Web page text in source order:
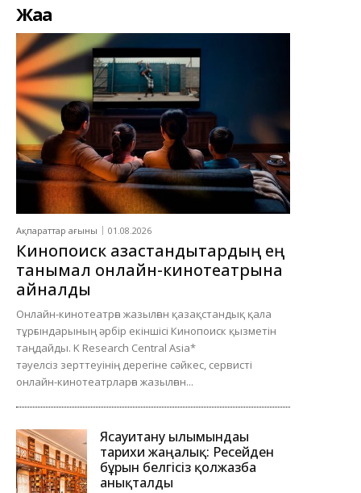
Жаңа
Ақпараттар ағыны 01.08.2026
Кинопоиск қазақстандықтардың ең
танымал онлайн-кинотеатрына
айналды
Онлайн-кинотеатрға жазылған қазақстандық қала
тұрғындарының әрбір екіншісі Кинопоиск қызметін
таңдайды. K Research Central Asia*
тәуелсіз зерттеуінің дерегіне сәйкес, сервисті
онлайн-кинотеатрларға жазылған...
Ясауитану ғылымындағы
тарихи жаңалық: Ресейден
бұрын белгісіз қолжазба
анықталды